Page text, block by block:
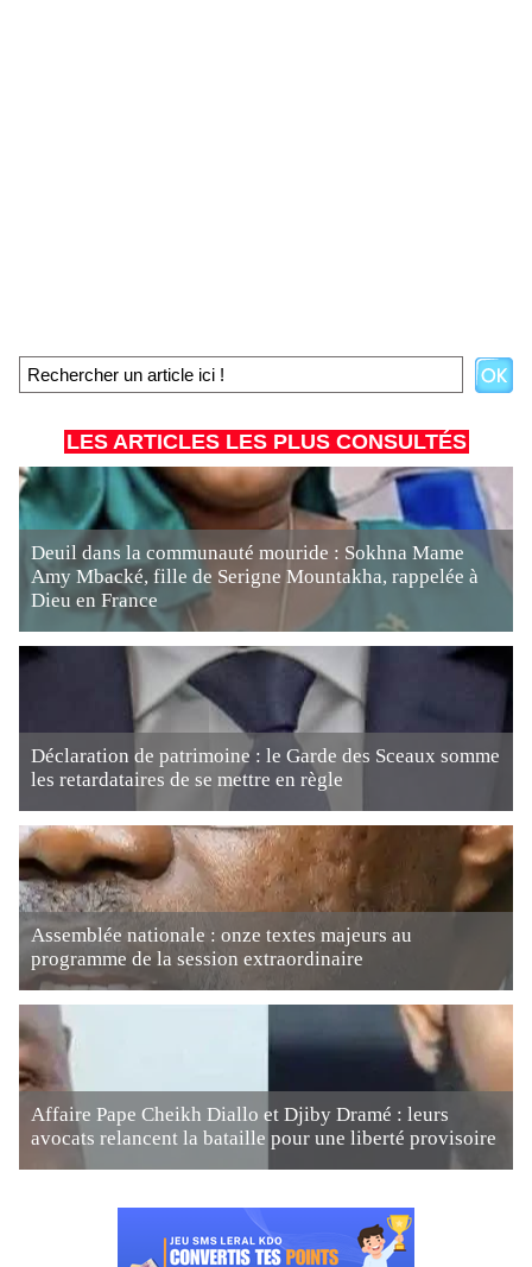
LES ARTICLES LES PLUS CONSULTÉS
Deuil dans la communauté mouride : Sokhna Mame
Amy Mbacké, fille de Serigne Mountakha, rappelée à
Dieu en France
Déclaration de patrimoine : le Garde des Sceaux somme
les retardataires de se mettre en règle
Assemblée nationale : onze textes majeurs au
programme de la session extraordinaire
Affaire Pape Cheikh Diallo et Djiby Dramé : leurs
avocats relancent la bataille pour une liberté provisoire